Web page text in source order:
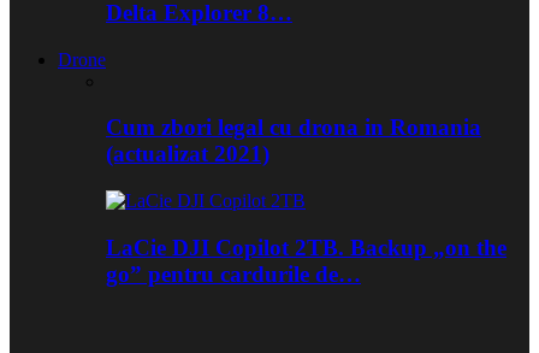
Delta Explorer 8…
Drone
Cum zbori legal cu drona in Romania
(actualizat 2021)
LaCie DJI Copilot 2TB. Backup „on the
go” pentru cardurile de…